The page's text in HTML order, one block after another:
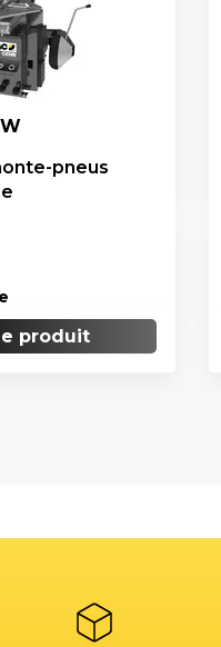
pneus
produit